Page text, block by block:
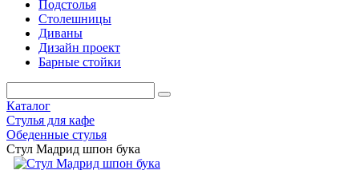
Подстолья
Столешницы
Диваны
Дизайн проект
Барные стойки
Каталог
Стулья для кафе
Обеденные стулья
Стул Мадрид шпон бука